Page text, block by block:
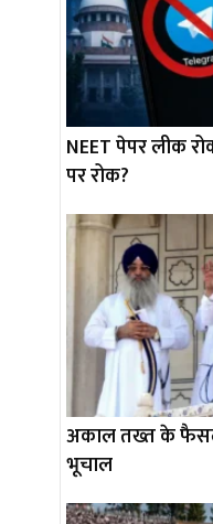
NEET पेपर लीक
पर रोक?
अकाल तख्त के
भूचाल